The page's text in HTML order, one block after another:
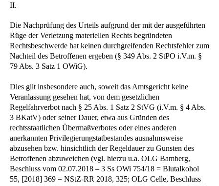
II.
Die Nachprüfung des Urteils aufgrund der mit der ausgeführten
Rüge der Verletzung materiellen Rechts begründeten
Rechtsbeschwerde hat keinen durchgreifenden Rechtsfehler zum
Nachteil des Betroffenen ergeben (§ 349 Abs. 2 StPO i.V.m. §
79 Abs. 3 Satz 1 OWiG).
Dies gilt insbesondere auch, soweit das Amtsgericht keine
Veranlassung gesehen hat, von dem gesetzlichen
Regelfahrverbot nach § 25 Abs. 1 Satz 2 StVG (i.V.m. § 4 Abs.
3 BKatV) oder seiner Dauer, etwa aus Gründen des
rechtsstaatlichen Übermaßverbotes oder eines anderen
anerkannten Privilegierungstatbestandes ausnahmsweise
abzusehen bzw. hinsichtlich der Regeldauer zu Gunsten des
Betroffenen abzuweichen (vgl. hierzu u.a. OLG Bamberg,
Beschluss vom 02.07.2018 – 3 Ss OWi 754/18 = Blutalkohol
55, [2018] 369 = NStZ-RR 2018, 325; OLG Celle, Beschluss